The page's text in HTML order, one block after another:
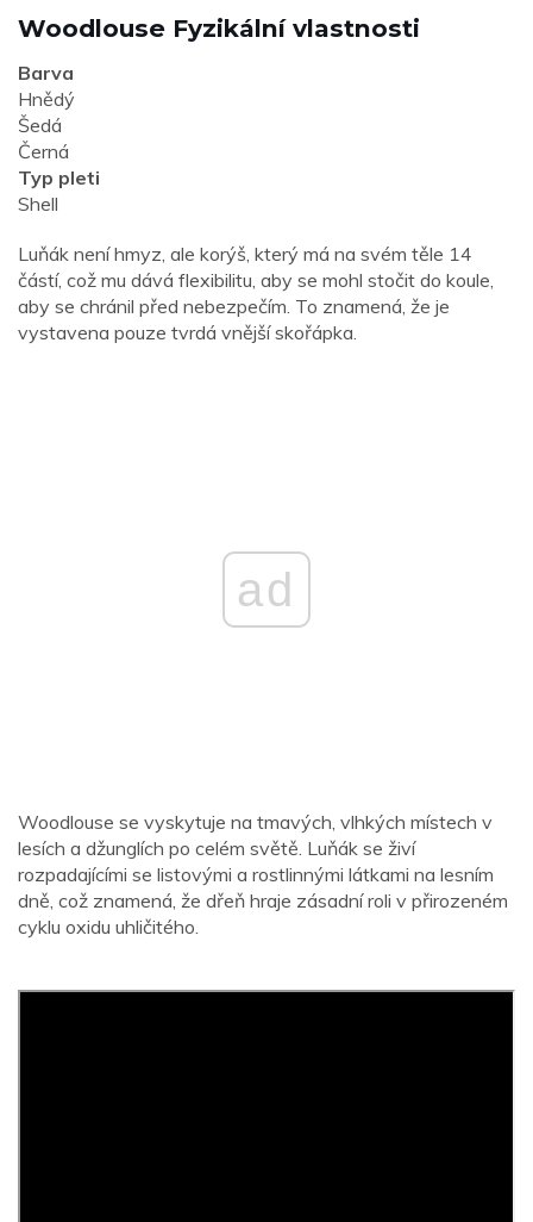
Woodlouse Fyzikální vlastnosti
Barva
Hnědý
Šedá
Černá
Typ pleti
Shell
Luňák není hmyz, ale korýš, který má na svém těle 14
částí, což mu dává flexibilitu, aby se mohl stočit do koule,
aby se chránil před nebezpečím. To znamená, že je
vystavena pouze tvrdá vnější skořápka.
ad
Woodlouse se vyskytuje na tmavých, vlhkých místech v
lesích a džunglích po celém světě. Luňák se živí
rozpadajícími se listovými a rostlinnými látkami na lesním
dně, což znamená, že dřeň hraje zásadní roli v přirozeném
cyklu oxidu uhličitého.